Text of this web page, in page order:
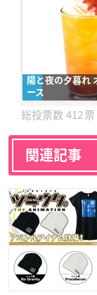
陽と夜の夕暮れ
ース
412
関連記事